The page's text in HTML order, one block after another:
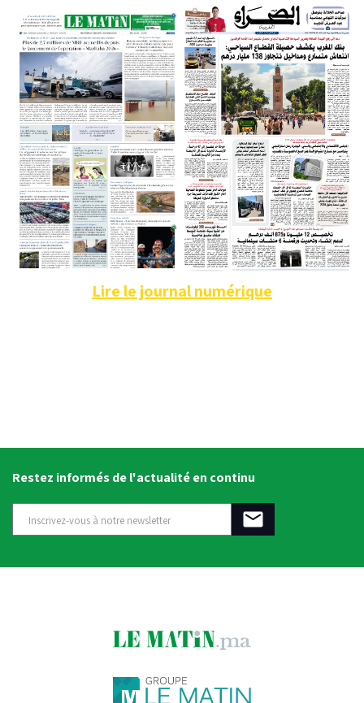
Lire le journal numérique
Restez informés de l'actualité en continu